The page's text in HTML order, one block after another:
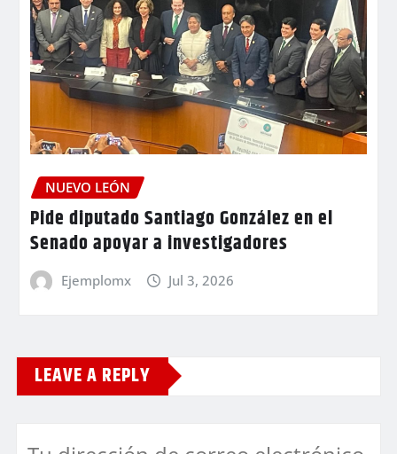
NUEVO LEÓN
Pide diputado Santiago González en el
Senado apoyar a investigadores
Ejemplomx Jul 3, 2026
LEAVE A REPLY